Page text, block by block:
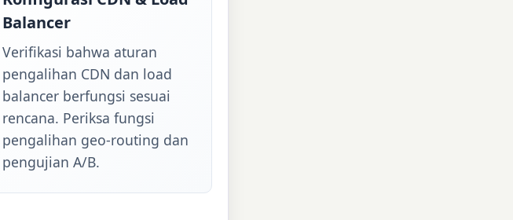
Balancer
Verifikasi bahwa aturan
pengalihan CDN dan load
balancer berfungsi sesuai
rencana. Periksa fungsi
pengalihan geo-routing dan
pengujian A/B.